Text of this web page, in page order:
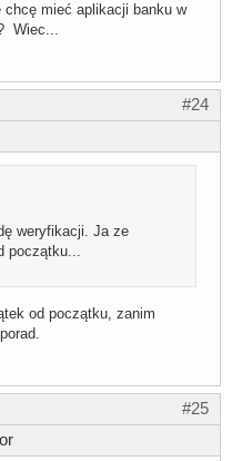
mieć aplikacji banku w
Wiec...
#24
weryfikacji. Ja ze
początku...
od początku, zanim
#25